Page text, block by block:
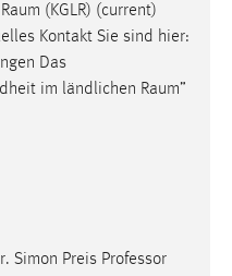
Raum (KGLR) (current)
Kontakt Sie sind hier:
Das
im ländlichen Raum”
Simon Preis Professor